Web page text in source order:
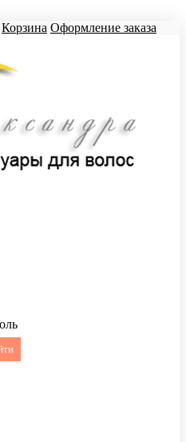
Корзина Оформление заказа